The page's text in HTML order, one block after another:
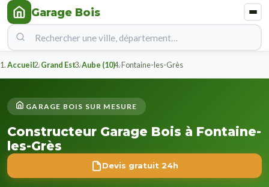
Garage Bois
Accueil Grand Est Aube (10) Fontaine-les-Grès
GARAGE BOIS SUR MESURE
Constructeur Garage Bois à Fontaine-
les-Grès
Devis gratuit 24h